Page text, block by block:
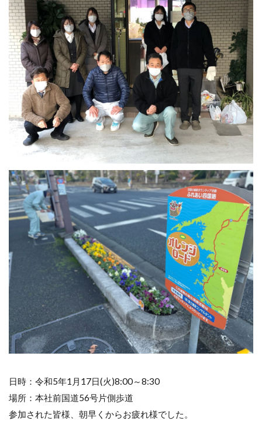
日時：令和5年1月17日(火)8:00～8:30
場所：本社前国道56号片側歩道
参加された皆様、朝早くからお疲れ様でした。